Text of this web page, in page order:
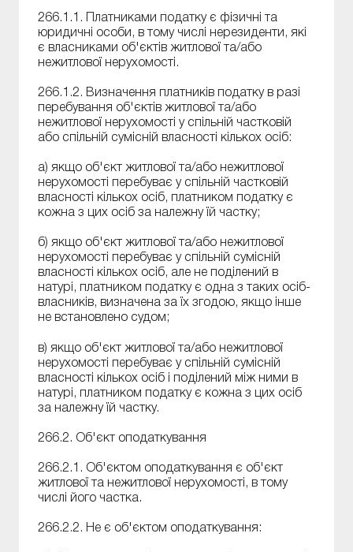
266.1.1. Платниками податку є фізичні та
юридичні особи, в тому числі нерезиденти, які
є власниками об'єктів житлової та/або
нежитлової нерухомості.
266.1.2. Визначення платників податку в разі
перебування об'єктів житлової та/або
нежитлової нерухомості у спільній частковій
або спільній сумісній власності кількох осіб:
а) якщо об'єкт житлової та/або нежитлової
нерухомості перебуває у спільній частковій
власності кількох осіб, платником податку є
кожна з цих осіб за належну їй частку;
б) якщо об'єкт житлової та/або нежитлової
нерухомості перебуває у спільній сумісній
власності кількох осіб, але не поділений в
натурі, платником податку є одна з таких осіб-
власників, визначена за їх згодою, якщо інше
не встановлено судом;
в) якщо об'єкт житлової та/або нежитлової
нерухомості перебуває у спільній сумісній
власності кількох осіб і поділений між ними в
натурі, платником податку є кожна з цих осіб
за належну їй частку.
266.2. Об'єкт оподаткування
266.2.1. Об'єктом оподаткування є об'єкт
житлової та нежитлової нерухомості, в тому
числі його частка.
266.2.2. Не є об'єктом оподаткування: